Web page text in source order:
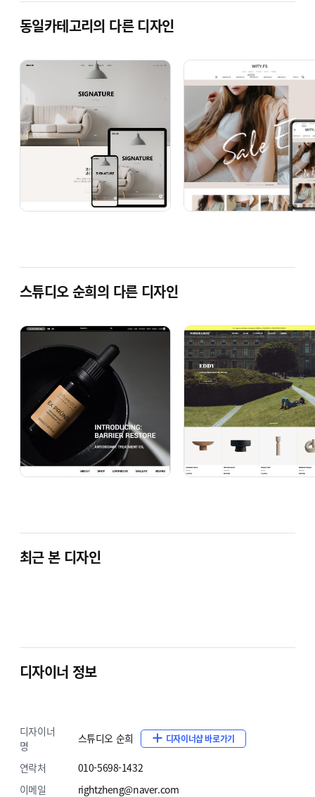
6. 입금계좌정보 무통장 입금계좌번호를 변경해드립니다.
7. 하단회사정보
동일카테고리의 다른 디자인
스튜디오 순희의 다른 디자인
최근 본 디자인
디자이너 정보
디자이너
명
스튜디오 순희 디자이너샵 바로가기
연락처
010-5698-1432
이메일
rightzheng@naver.com